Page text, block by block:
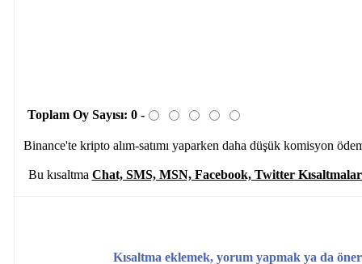
Toplam Oy Sayısı: 0-
Binance'te kripto alım-satımı yaparken daha düşük komisyon
Bu kısaltma Chat, SMS, MSN, Facebook, Twitter
Kısaltma eklemek, yorum yapmak ya da